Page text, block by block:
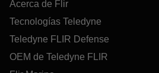
Acerca de Flir
Tecnologías Teledyne
Teledyne FLIR Defense
OEM de Teledyne FLIR